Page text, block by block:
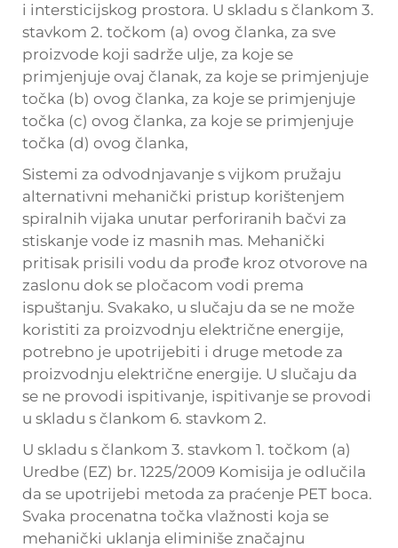
i intersticijskog prostora. U skladu s člankom 3.
stavkom 2. točkom (a) ovog članka, za sve
proizvode koji sadrže ulje, za koje se
primjenjuje ovaj članak, za koje se primjenjuje
točka (b) ovog članka, za koje se primjenjuje
točka (c) ovog članka, za koje se primjenjuje
točka (d) ovog članka,
Sistemi za odvodnjavanje s vijkom pružaju
alternativni mehanički pristup korištenjem
spiralnih vijaka unutar perforiranih bačvi za
stiskanje vode iz masnih mas. Mehanički
pritisak prisili vodu da prođe kroz otvorove na
zaslonu dok se pločacom vodi prema
ispuštanju. Svakako, u slučaju da se ne može
koristiti za proizvodnju električne energije,
potrebno je upotrijebiti i druge metode za
proizvodnju električne energije. U slučaju da
se ne provodi ispitivanje, ispitivanje se provodi
u skladu s člankom 6. stavkom 2.
U skladu s člankom 3. stavkom 1. točkom (a)
Uredbe (EZ) br. 1225/2009 Komisija je odlučila
da se upotrijebi metoda za praćenje PET boca.
Svaka procenatna točka vlažnosti koja se
mehanički uklanja eliminiše značajnu